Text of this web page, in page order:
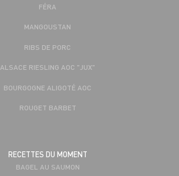
FÉRA
MANGOUSTAN
RIBS DE PORC
ALSACE RIESLING AOC "JUX"
BOURGOGNE ALIGOTÉ AOC
ROUGET BARBET
RECETTES DU MOMENT
BAGEL AU SAUMON